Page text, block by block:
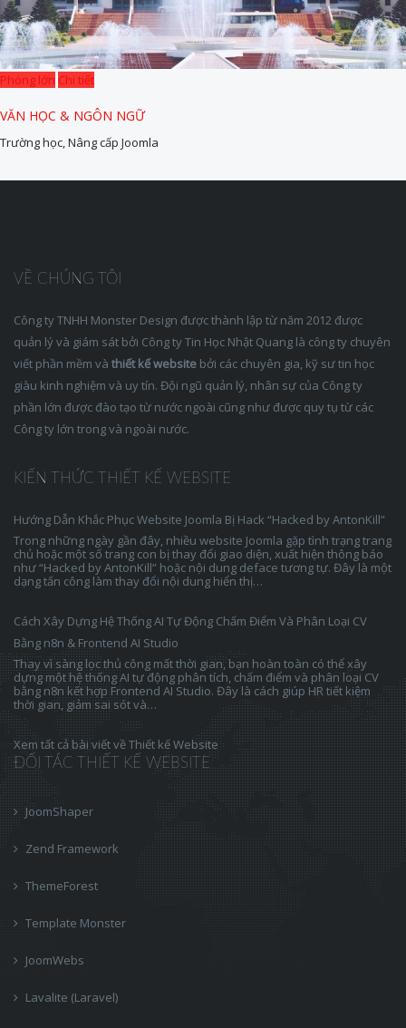
Phóng lớn Chi tiết
VĂN HỌC & NGÔN NGỮ
Trường học, Nâng cấp Joomla
VỀ CHÚNG TÔI
Công ty TNHH Monster Design được thành lập từ năm 2012 được
quản lý và giám sát bởi Công ty Tin Học Nhật Quang là công ty chuyên
viết phần mềm và thiết kế website bởi các chuyên gia, kỹ sư tin học
giàu kinh nghiệm và uy tín. Đội ngũ quản lý, nhân sự của Công ty
phần lớn được đào tạo từ nước ngoài cũng như được quy tụ từ các
Công ty lớn trong và ngoài nước.
KIẾN THỨC THIẾT KẾ WEBSITE
Hướng Dẫn Khắc Phục Website Joomla Bị Hack “Hacked by AntonKill”
Trong những ngày gần đây, nhiều website Joomla gặp tình trạng trang
chủ hoặc một số trang con bị thay đổi giao diện, xuất hiện thông báo
như “Hacked by AntonKill” hoặc nội dung deface tương tự. Đây là một
dạng tấn công làm thay đổi nội dung hiển thị…
Cách Xây Dựng Hệ Thống AI Tự Động Chấm Điểm Và Phân Loại CV
Bằng n8n & Frontend AI Studio
Thay vì sàng lọc thủ công mất thời gian, bạn hoàn toàn có thể xây
dựng một hệ thống AI tự động phân tích, chấm điểm và phân loại CV
bằng n8n kết hợp Frontend AI Studio. Đây là cách giúp HR tiết kiệm
thời gian, giảm sai sót và…
Xem tất cả bài viết về Thiết kế Website
ĐỐI TÁC THIẾT KẾ WEBSITE
JoomShaper
Zend Framework
ThemeForest
Template Monster
JoomWebs
Lavalite (Laravel)